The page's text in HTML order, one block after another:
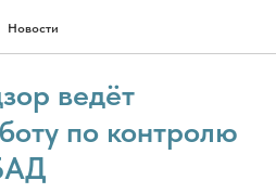
Новости
ведёт
по контролю